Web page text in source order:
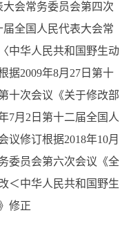
会常务委员会第四次
全国人民代表大会常
中华人民共和国野生动
2009年8月27日第十
十次会议《关于修改部
7月2日第十二届全国人
议修订根据2018年10月
委员会第六次会议《全
＜中华人民共和国野生
修正